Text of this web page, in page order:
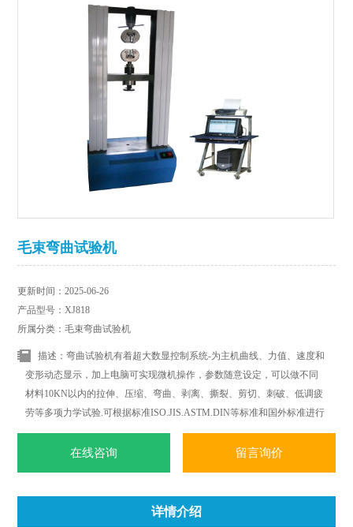
毛束弯曲试验机
更新时间：2025-06-26
产品型号：XJ818
所属分类：毛束弯曲试验机
描述：弯曲试验机有着超大数显控制系统-为主机曲线、力值、速度和
变形动态显示，加上电脑可实现微机操作，参数随意设定，可以做不同
材料10KN以内的拉伸、压缩、弯曲、剥离、撕裂、剪切、刺破、低调疲
劳等多项力学试验.可根据标准ISO.JIS.ASTM.DIN等标准和国外标准进行
试验和提供数据.
在线咨询 留言询价
详情介绍